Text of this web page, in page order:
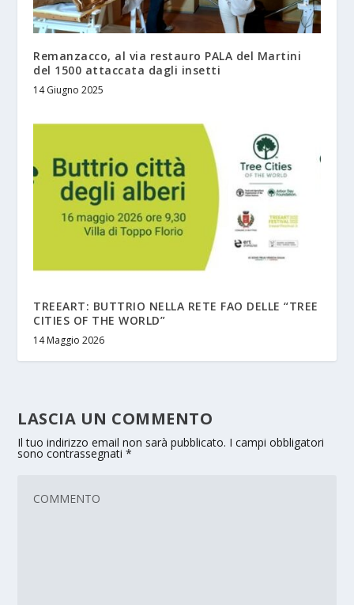
Remanzacco, al via restauro PALA del Martini
del 1500 attaccata dagli insetti
14 Giugno 2025
TREEART: BUTTRIO NELLA RETE FAO DELLE “TREE
CITIES OF THE WORLD”
14 Maggio 2026
LASCIA UN COMMENTO
Il tuo indirizzo email non sarà pubblicato. I campi obbligatori
sono contrassegnati*